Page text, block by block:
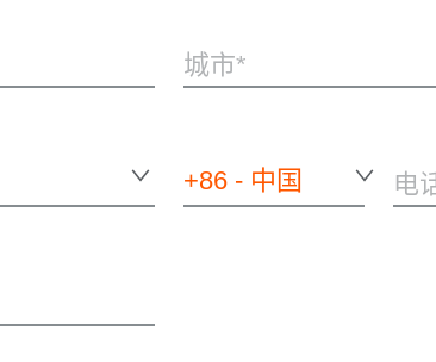
城市
+86 - 中国 电